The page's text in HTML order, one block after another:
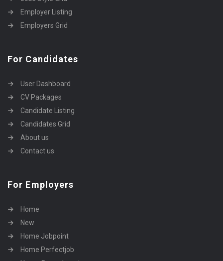
Employer Listing
Employers Grid
For Candidates
User Dashboard
CV Packages
Candidate Listing
Candidates Grid
About us
Contact us
For Employers
Home
New
Home Jobpoint
Home Perfectjob